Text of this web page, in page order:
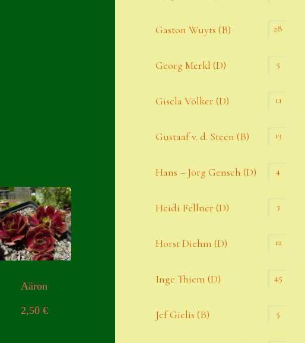
Translator
Versand
Versand von Semps
Warenkorb
Warenkorb
Widerrufsbelehrung
Aäron
2,50 €
Gaston Wuyts (B) 28
Georg Merkl (D) 5
Gisela Völker (D) 11
Gustaaf v. d. Steen (B) 13
Hans – Jörg Gensch (D) 4
Heidi Fellner (D) 3
Horst Diehm (D) 12
Inge Thiem (D) 45
Jef Gielis (B) 5